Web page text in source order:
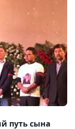
путь сына